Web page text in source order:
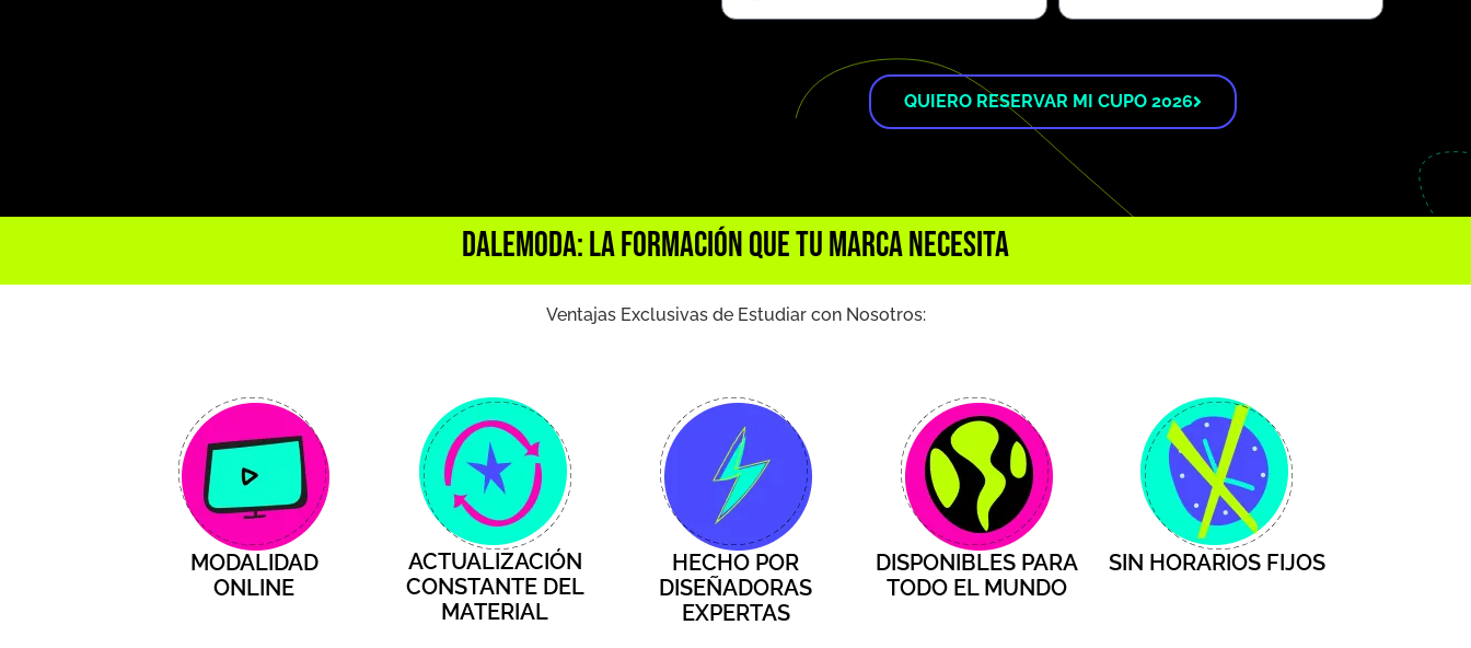
QUIERO RESERVAR MI CUPO 2026
DaleModa: La Formación que tu Marca Necesita
Ventajas Exclusivas de Estudiar con Nosotros:
MODALIDAD
ONLINE
ACTUALIZACIÓN
CONSTANTE DEL
MATERIAL
HECHO POR
DISEÑADORAS
EXPERTAS
DISPONIBLES PARA
TODO EL MUNDO
SIN HORARIOS FIJOS